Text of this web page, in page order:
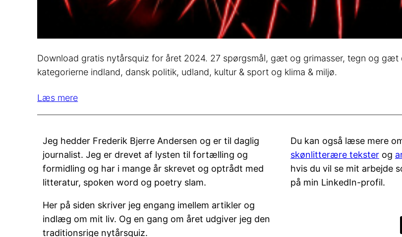
Download gratis nytårsquiz for året 2024. 27 spørgsmål, gæt og grimasser, tegn og gæt
kategorierne indland, dansk politik, udland, kultur & sport og klima & miljø.
Læs mere
Jeg hedder Frederik Bjerre Andersen og er til daglig
journalist. Jeg er drevet af lysten til fortælling og
formidling og har i mange år skrevet og optrådt med
litteratur, spoken word og poetry slam.
Her på siden skriver jeg engang imellem artikler og
indlæg om mit liv. Og en gang om året udgiver jeg den
traditionsrige nytårsquiz.
Du kan også læse mere
skønlitterære teksterog
hvis du vil se mit arbejde
på min LinkedIn-profil.